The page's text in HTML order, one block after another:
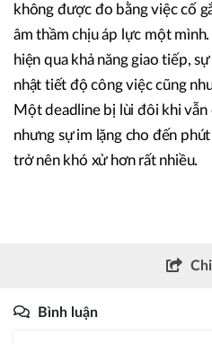
không được đo bằng việc cố
âm thầm chịu áp lực một
hiện qua khả năng giao tiếp,
nhật tiết độ công việc cũng
Một deadline bị lùi đôi khi vẫn
nhưng sự im lặng cho đến
trở nên khó xử hơn rất nhiều.
Bình luận